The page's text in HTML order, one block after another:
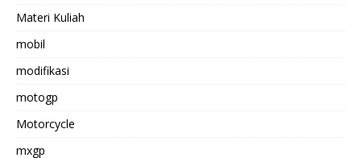
Materi Kuliah
mobil
modifikasi
motogp
Motorcycle
mxgp